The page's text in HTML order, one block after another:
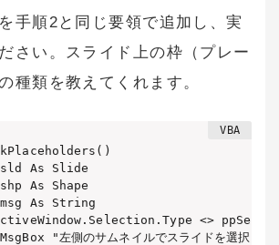
手順2と同じ要領で追加し、実
さい。スライド上の枠（プレー
種類を教えてくれます。
As Slide
As Shape
As String
<>
"左側のサムネイルでスライドを選択して